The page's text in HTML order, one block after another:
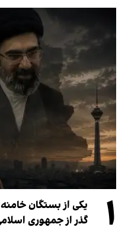
۱
یکی از بستگان
گذر از جمهوری